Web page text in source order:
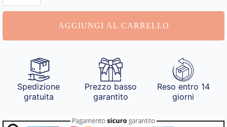
AGGIUNGI AL CARRELLO
Spedizione
gratuita
Prezzo basso
garantito
Reso entro 14
giorni